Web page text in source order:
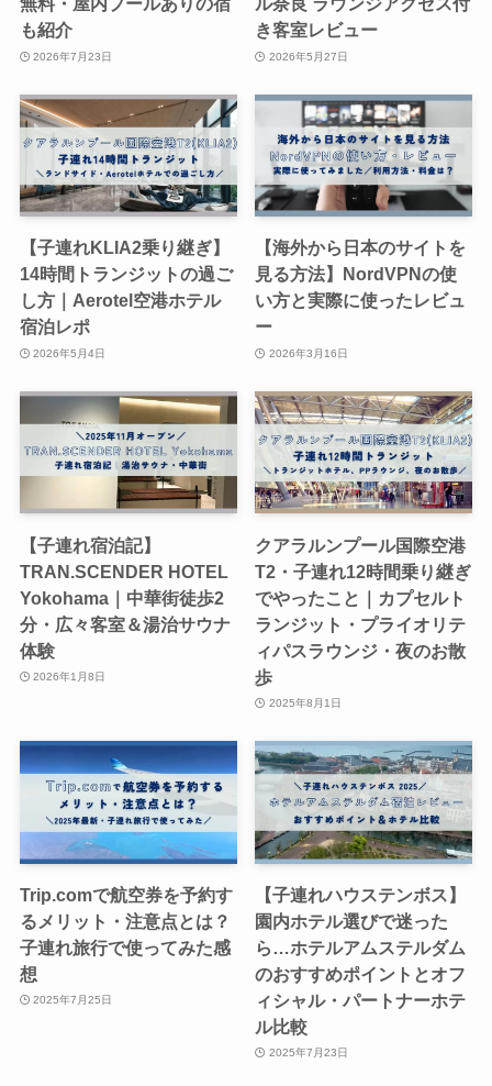
も紹介
2026年7月23日
き客室レビュー
2026年5月27日
【子連れKLIA2乗り継ぎ】
14時間トランジットの過ご
し方｜Aerotel空港ホテル
宿泊レポ
2026年5月4日
【海外から日本のサイトを
見る方法】NordVPNの使
い方と実際に使ったレビュ
ー
2026年3月16日
【子連れ宿泊記】
TRAN.SCENDER HOTEL
Yokohama｜中華街徒歩2
分・広々客室＆湯治サウナ
体験
2026年1月8日
クアラルンプール国際空港
T2・子連れ12時間乗り継ぎ
でやったこと｜カプセルト
ランジット・プライオリテ
ィパスラウンジ・夜のお散
歩
2025年8月1日
Trip.comで航空券を予約す
るメリット・注意点とは？
子連れ旅行で使ってみた感
想
2025年7月25日
【子連れハウステンボス】
園内ホテル選びで迷った
ら…ホテルアムステルダム
のおすすめポイントとオフ
ィシャル・パートナーホテ
ル比較
2025年7月23日